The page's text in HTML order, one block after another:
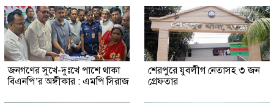
জনগণের সুখে-দুঃখে পাশে থাকা
বিএনপি’র অঙ্গীকার : এমপি সিরাজ
শেরপুরে যুবলীগ নেতাসহ ৩ জন
গ্রেফতার